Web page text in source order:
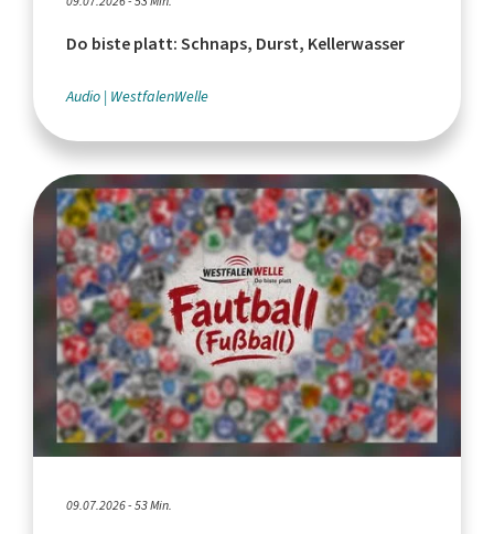
Do biste platt: Schnaps, Durst, Kellerwasser
Audio WestfalenWelle
09.07.2026 - 53 Min.